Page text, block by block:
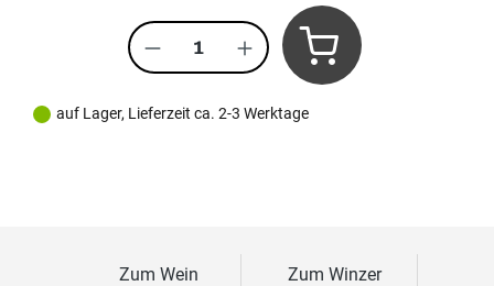
Produkt Anzahl: Gib den
auf Lager, Lieferzeit ca. 2-3 Werktage
Zum Wein Zum Winzer